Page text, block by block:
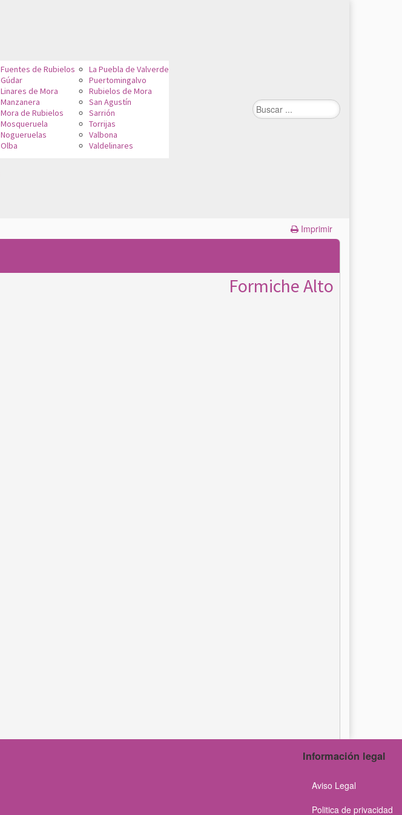
Fuentes de Rubielos
Gúdar
Linares de Mora
Manzanera
Mora de Rubielos
Mosqueruela
Nogueruelas
Olba
La Puebla de Valverde
Puertomingalvo
Rubielos de Mora
San Agustín
Sarrión
Torrijas
Valbona
Valdelinares
Imprimir
Formiche Alto
Información legal
Aviso Legal
Politica de privacidad